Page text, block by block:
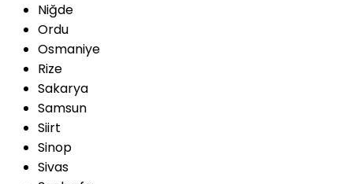
Niğde
Ordu
Osmaniye
Rize
Sakarya
Samsun
Siirt
Sinop
Sivas